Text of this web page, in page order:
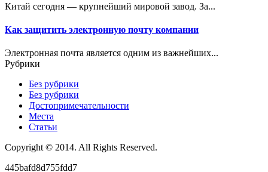
Китай сегодня — крупнейший мировой завод. За...
Как защитить электронную почту компании
Электронная почта является одним из важнейших...
Рубрики
Без рубрики
Без рубрики
Достопримечательности
Места
Статьи
Copyright © 2014. All Rights Reserved.
445bafd8d755fdd7